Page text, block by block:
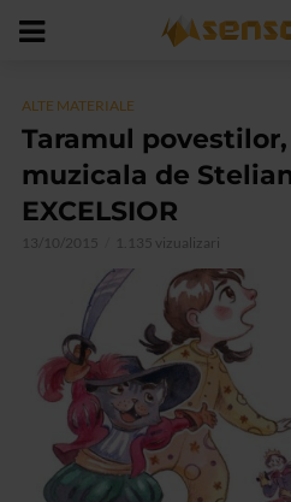
ALTE MATERIALE
Taramul
muzicala de
EXCELSIOR
13/10/2015 1.135 vizualizari